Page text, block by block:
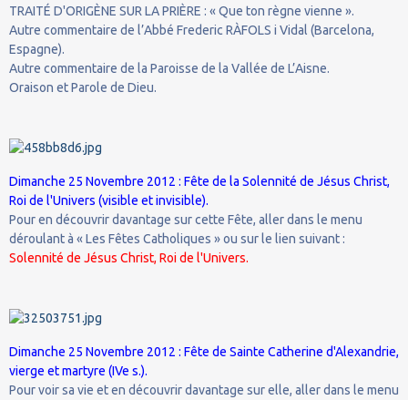
TRAITÉ D'ORIGÈNE SUR LA PRIÈRE : « Que ton règne vienne ».
Autre commentaire de l’Abbé Frederic RÀFOLS i Vidal (Barcelona,
Espagne).
Autre commentaire de la Paroisse de la Vallée de L’Aisne.
Oraison et Parole de Dieu.
Dimanche 25 Novembre 2012 : Fête de la Solennité de Jésus Christ,
Roi de l'Univers (visible et invisible).
Pour en découvrir davantage sur cette Fête, aller dans le menu
déroulant à « Les Fêtes Catholiques » ou sur le lien suivant :
Solennité de Jésus Christ, Roi de l'Univers.
Dimanche 25 Novembre 2012 : Fête de Sainte Catherine d'Alexandrie,
vierge et martyre (IVe s.).
Pour voir sa vie et en découvrir davantage sur elle, aller dans le menu